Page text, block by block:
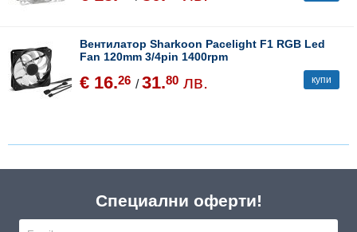
Вентилатор Sharkoon Pacelight F1 RGB Led
Fan 120mm 3/4pin 1400rpm
€ 16.26 /31.80 лв. купи
Специални оферти!